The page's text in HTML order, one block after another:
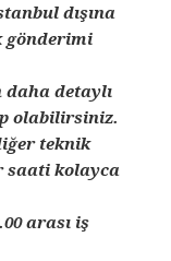
dışına
gönderimi
detaylı
olabilirsiniz.
teknik
saati kolayca
arası iş